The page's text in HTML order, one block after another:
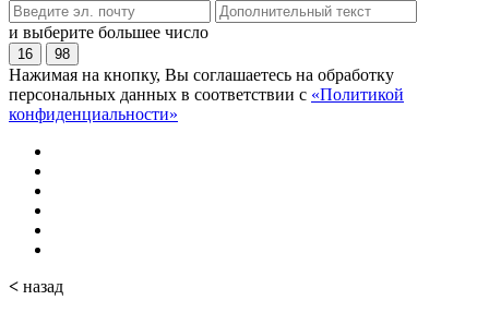
и выберите большее число
16 98
Нажимая на кнопку, Вы соглашаетесь на обработку
персональных данных в соответствии с «Политикой
конфиденциальности»
< назад